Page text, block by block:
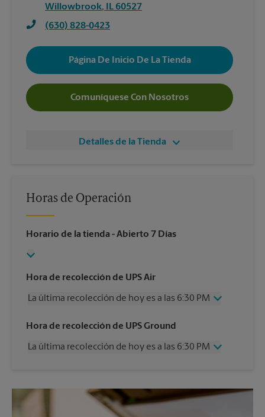
Willowbrook, IL 60527
(630) 828-0423
Página De Inicio De La Tienda
Comuníquese Con Nosotros
Detalles de la Tienda
Horas de Operación
Horario de la tienda - Abierto 7 Días
Hora de recolección de UPS Air
La última recolección de hoy es a las 6:30 PM
Miércoles
6:30 PM
Viernes
6:30 PM
Lunes
6:30 PM
6:30 PM
Hora de recolección de UPS Ground
La última recolección de hoy es a las 6:30 PM
Viernes
6:30 PM
4:30 PM